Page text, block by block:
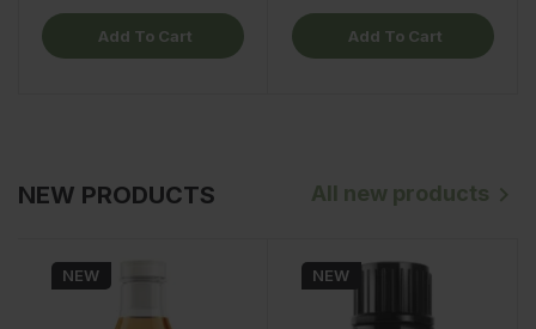
Add To Cart Add To Cart
NEW PRODUCTS All new products 
NEW NEW